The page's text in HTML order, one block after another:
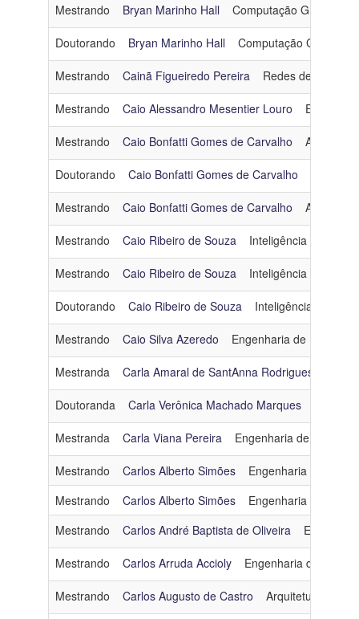
Mestrando Bryan Marinho Hall Computação Gráfica
Doutorando Bryan Marinho Hall Computação Gráfica
Mestrando Cainã Figueiredo Pereira Redes de
Mestrando Caio Alessandro Mesentier Louro
Mestrando Caio Bonfatti Gomes de Carvalho
Doutorando Caio Bonfatti Gomes de Carvalho
Mestrando Caio Bonfatti Gomes de Carvalho
Mestrando Caio Ribeiro de Souza Inteligência Artificial
Mestrando Caio Ribeiro de Souza Inteligência Artificial
Doutorando Caio Ribeiro de Souza Inteligência Artificial
Mestrando Caio Silva Azeredo Engenharia de Dados e
Mestranda Carla Amaral de SantAnna Rodrigues
Doutoranda Carla Verônica Machado Marques
Mestranda Carla Viana Pereira Engenharia de Dados
Mestrando Carlos Alberto Simões
Engenharia de
Mestrando
Carlos Alberto Simões
Engenharia de
Mestrando
Carlos André Baptista de Oliveira
Mestrando Carlos Arruda Accioly Engenharia de
Mestrando Carlos Augusto de Castro Arquitetura e